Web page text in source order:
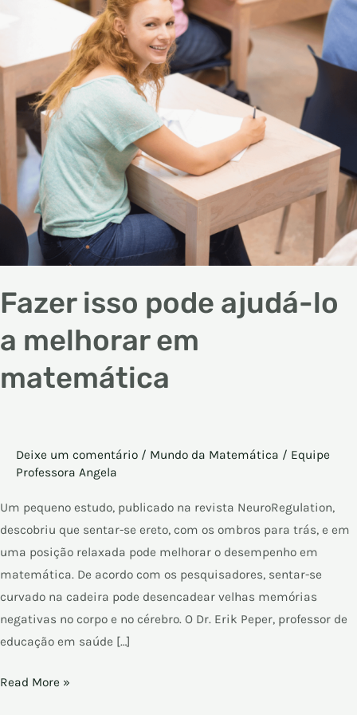
Fazer isso pode ajudá-lo
a melhorar em
matemática
Deixe um comentário / Mundo da Matemática / Equipe
Professora Angela
Um pequeno estudo, publicado na revista NeuroRegulation,
descobriu que sentar-se ereto, com os ombros para trás, e em
uma posição relaxada pode melhorar o desempenho em
matemática. De acordo com os pesquisadores, sentar-se
curvado na cadeira pode desencadear velhas memórias
negativas no corpo e no cérebro. O Dr. Erik Peper, professor de
educação em saúde […]
melhorar
matemática
Read More »